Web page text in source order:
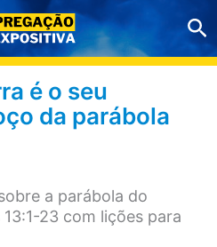
é o seu
da parábola
a parábola do
23 com lições para